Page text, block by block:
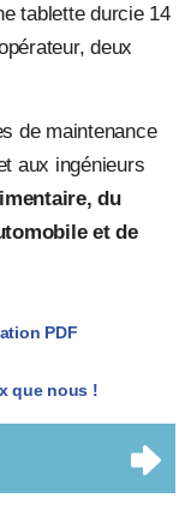
tablette durcie 14
deux
de maintenance
aux ingénieurs
du
et de
PDF
que nous !